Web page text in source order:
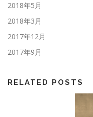
2018年5月
2018年3月
2017年12月
2017年9月
RELATED POSTS